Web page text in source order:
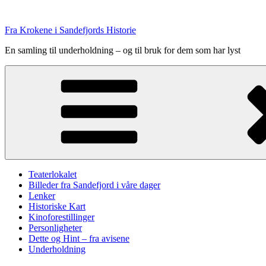
content
Fra Krokene i Sandefjords Historie
En samling til underholdning – og til bruk for dem som har lyst
Teaterlokalet
Billeder fra Sandefjord i våre dager
Lenker
Historiske Kart
Kinoforestillinger
Personligheter
Dette og Hint – fra avisene
Underholdning